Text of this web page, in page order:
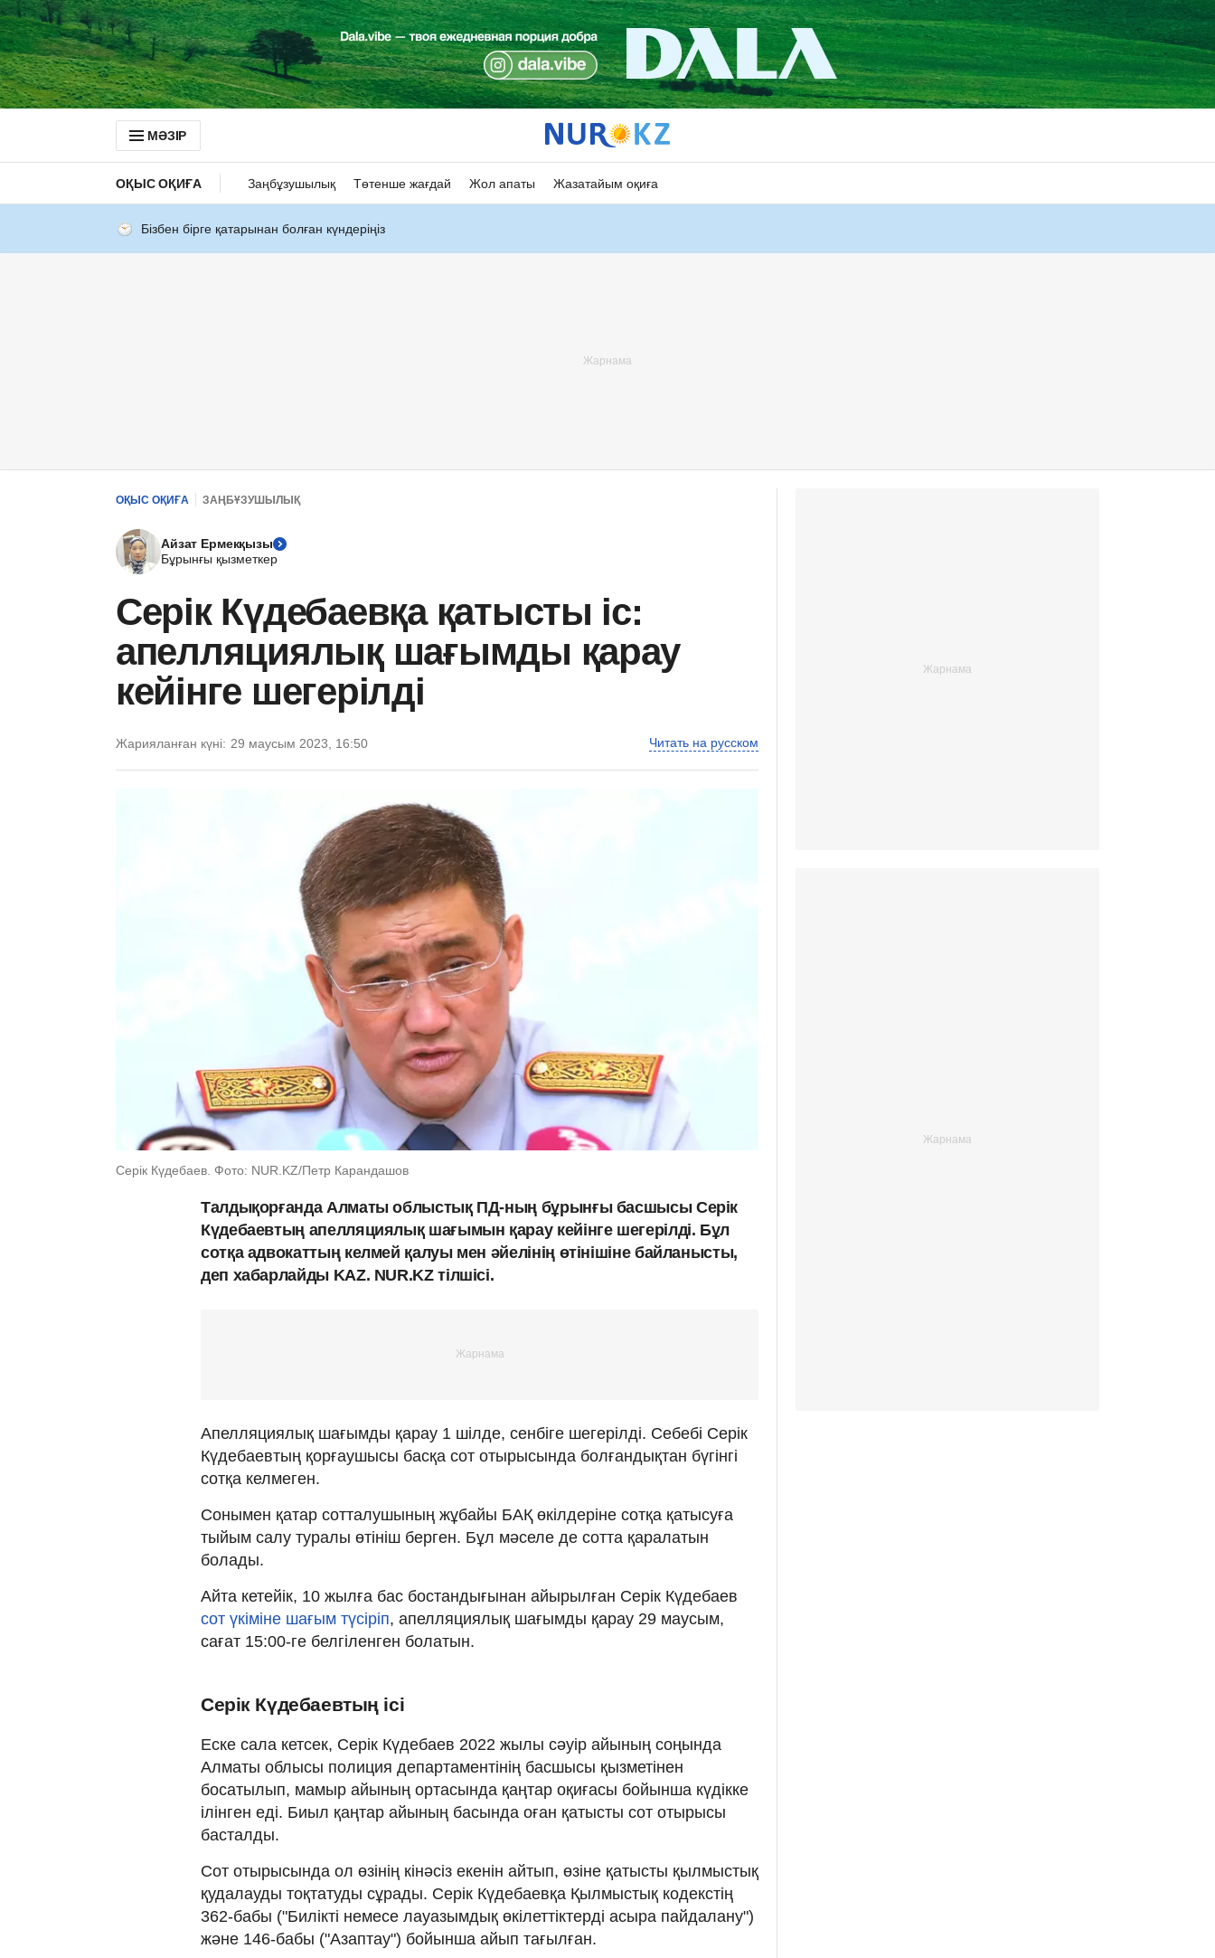
МӘЗІР
ОҚЫС ОҚИҒА Заңбұзушылық Төтенше жағдай Жол апаты Жазатайым оқиға
Бізбен бірге қатарынан болған күндеріңіз
ОҚЫС ОҚИҒА ЗАҢБҰЗУШЫЛЫҚ
Айзат Ермекқызы
Бұрынғы қызметкер
Серік Күдебаевқа қатысты іс:
апелляциялық шағымды қарау
кейінге шегерілді
Жарияланған күні: 29 маусым 2023, 16:50 Читать на русском
Серік Күдебаев. Фото: NUR.KZ/Петр Карандашов
Талдықорғанда Алматы облыстық ПД-ның бұрынғы басшысы Серік
Күдебаевтың апелляциялық шағымын қарау кейінге шегерілді. Бұл
сотқа адвокаттың келмей қалуы мен әйелінің өтінішіне байланысты,
деп хабарлайды KAZ. NUR.KZ тілшісі.
Апелляциялық шағымды қарау 1 шілде, сенбіге шегерілді. Себебі Серік
Күдебаевтың қорғаушысы басқа сот отырысында болғандықтан бүгінгі
сотқа келмеген.
Сонымен қатар сотталушының жұбайы БАҚ өкілдеріне сотқа қатысуға
тыйым салу туралы өтініш берген. Бұл мәселе де сотта қаралатын
болады.
Айта кетейік, 10 жылға бас бостандығынан айырылған Серік Күдебаев
сот үкіміне шағым түсіріп, апелляциялық шағымды қарау 29 маусым,
сағат 15:00-ге белгіленген болатын.
Серік Күдебаевтың ісі
Еске сала кетсек, Серік Күдебаев 2022 жылы сәуір айының соңында
Алматы облысы полиция департаментінің басшысы қызметінен
босатылып, мамыр айының ортасында қаңтар оқиғасы бойынша күдікке
ілінген еді. Биыл қаңтар айының басында оған қатысты сот отырысы
басталды.
Сот отырысында ол өзінің кінәсіз екенін айтып, өзіне қатысты қылмыстық
қудалауды тоқтатуды сұрады. Серік Күдебаевқа Қылмыстық кодекстің
362-бабы ("Билiктi немесе лауазымдық өкiлеттiктерді асыра пайдалану")
және 146-бабы ("Азаптау") бойынша айып тағылған.